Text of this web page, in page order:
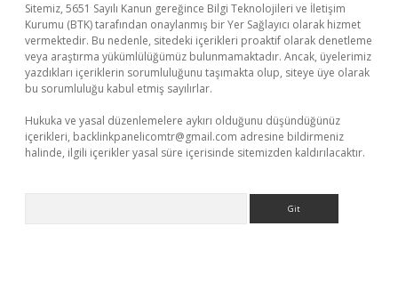
Sitemiz, 5651 Sayılı Kanun gereğince Bilgi Teknolojileri ve İletişim
Kurumu (BTK) tarafından onaylanmış bir Yer Sağlayıcı olarak hizmet
vermektedir. Bu nedenle, sitedeki içerikleri proaktif olarak denetleme
veya araştırma yükümlülüğümüz bulunmamaktadır. Ancak, üyelerimiz
yazdıkları içeriklerin sorumluluğunu taşımakta olup, siteye üye olarak
bu sorumluluğu kabul etmiş sayılırlar.
Hukuka ve yasal düzenlemelere aykırı olduğunu düşündüğünüz
içerikleri, backlinkpanelicomtr@gmail.com adresine bildirmeniz
halinde, ilgili içerikler yasal süre içerisinde sitemizden kaldırılacaktır.